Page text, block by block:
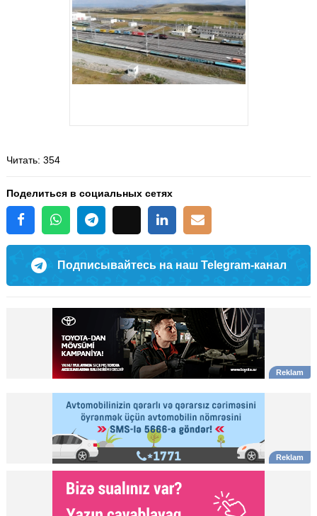
Читать: 354
Поделиться в социальных сетях
Подписывайтесь на наш Telegram-канал